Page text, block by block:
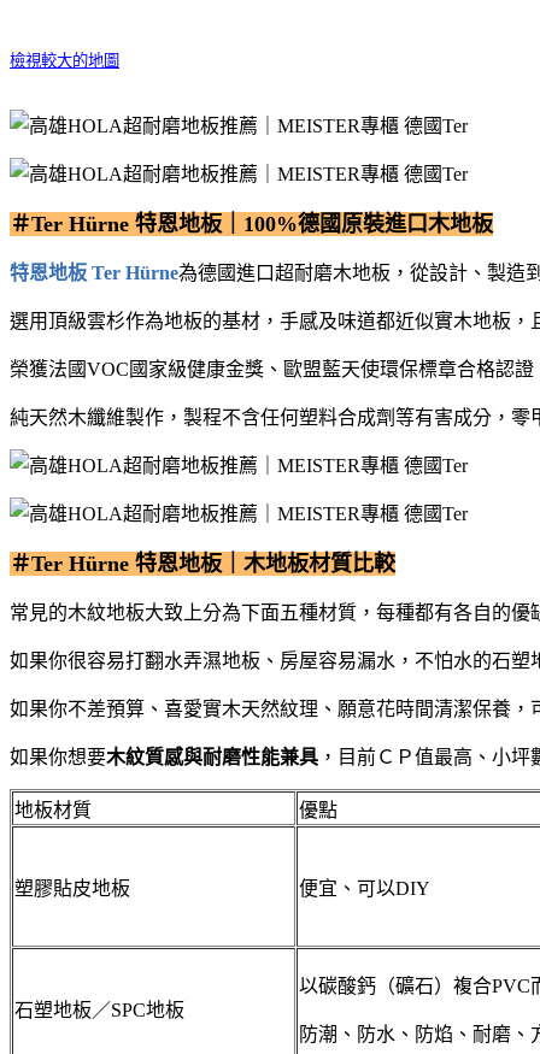
檢視較大的地圖
＃Ter Hürne 特恩地板｜100%德國原裝進口木地板
特恩地板 Ter Hürne為德國進口超耐磨木地板，從設計、製造
選用頂級雲杉作為地板的基材，手感及味道都近似實木地板
榮獲法國VOC國家級健康金獎、歐盟藍天使環保標章合格認
純天然⽊纖維製作，製程不含任何塑料合成劑等有害成分，零
＃Ter Hürne 特恩地板｜木地板材質比較
常見的木紋地板大致上分為下面五種材質，每種都有各自的優
如果你很容易打翻水弄濕地板、房屋容易漏水，不怕水的石塑
如果你不差預算、喜愛實木天然紋理、願意花時間清潔保養，
如果你想要木紋質感與耐磨性能兼具 ，目前ＣＰ值最高、小
地板材質 優點
塑膠貼皮地板 便宜、可以DIY
石塑地板／SPC地板
以碳酸鈣（礦石）複合PVC
防潮、防水、防焰、耐磨、